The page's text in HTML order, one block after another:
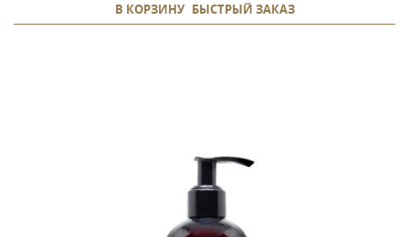
В КОРЗИНУ БЫСТРЫЙ ЗАКАЗ